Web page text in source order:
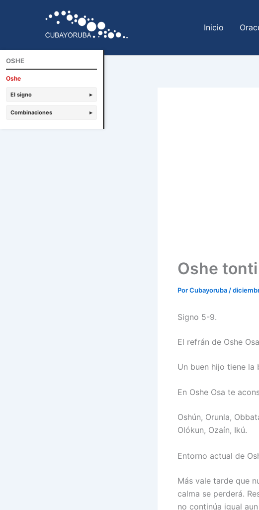
Inicio
Oshe
PorCubayoruba /
Signo 5-9.
El refrán de Oshe
Un buen hijo tiene la
En Oshe Osa te
Oshún, Orunla,
Olókun, Ozaín, Ikú.
Entorno actual de
Más vale tarde que
calma se perderá.
no continúa igual
OSHE
Oshe
El signo ▸
Combinaciones ▸